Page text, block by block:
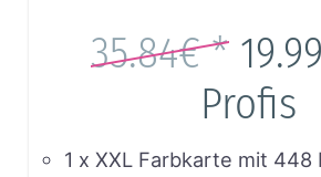
35.84€ *
Profis
1 x XXL Farbkarte mit 448